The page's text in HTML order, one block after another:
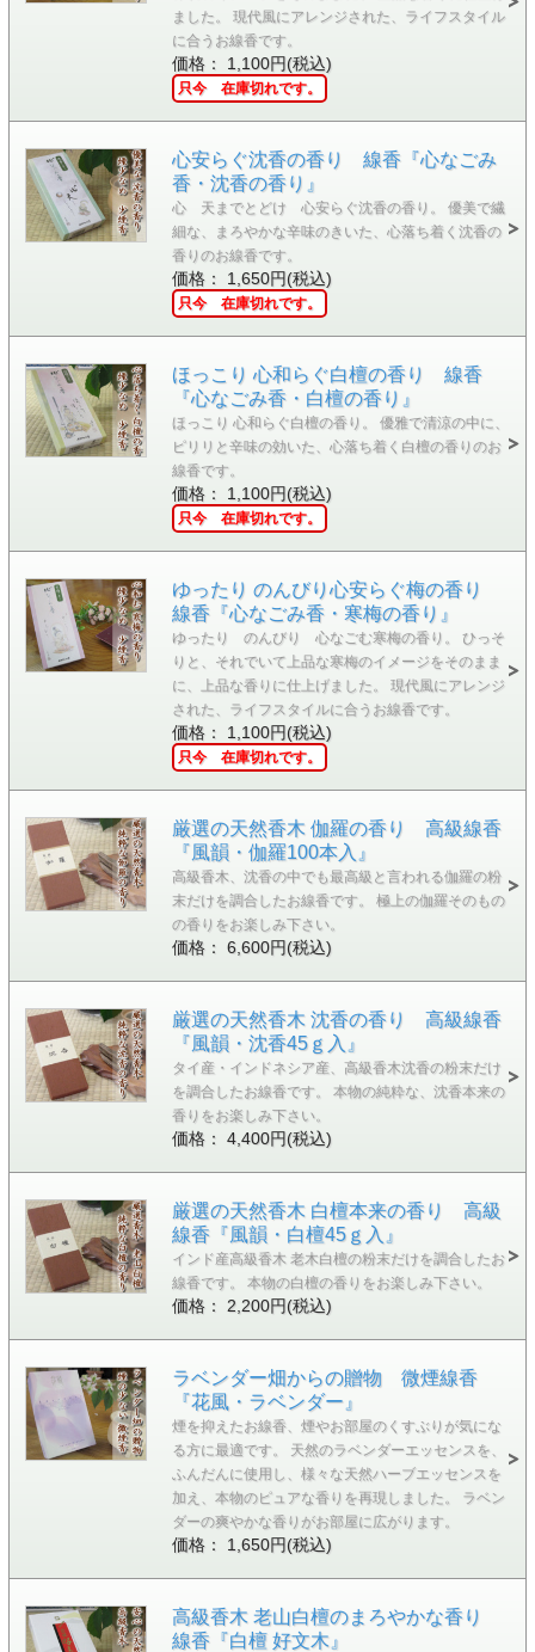
ました。 現代風にアレンジされた、ライフスタイル
に合うお線香です。
価格： 1,100円(税込)
只今 在庫切れです。
心安らぐ沈香の香り 線香『心なごみ
香・沈香の香り』
心 天までとどけ 心安らぐ沈香の香り。 優美で繊
細な、まろやかな辛味のきいた、心落ち着く沈香の
香りのお線香です。
価格： 1,650円(税込)
只今 在庫切れです。
ほっこり 心和らぐ白檀の香り 線香
『心なごみ香・白檀の香り』
ほっこり 心和らぐ白檀の香り。 優雅で清涼の中に、
ピリリと辛味の効いた、心落ち着く白檀の香りのお
線香です。
価格： 1,100円(税込)
只今 在庫切れです。
ゆったり のんびり心安らぐ梅の香り
線香『心なごみ香・寒梅の香り』
ゆったり のんびり 心なごむ寒梅の香り。 ひっそ
りと、それでいて上品な寒梅のイメージをそのまま
に、上品な香りに仕上げました。 現代風にアレンジ
された、ライフスタイルに合うお線香です。
価格： 1,100円(税込)
只今 在庫切れです。
厳選の天然香木 伽羅の香り 高級線香
『風韻・伽羅100本入』
高級香木、沈香の中でも最高級と言われる伽羅の粉
末だけを調合したお線香です。 極上の伽羅そのもの
の香りをお楽しみ下さい。
価格： 6,600円(税込)
厳選の天然香木 沈香の香り 高級線香
『風韻・沈香45ｇ入』
タイ産・インドネシア産、高級香木沈香の粉末だけ
を調合したお線香です。 本物の純粋な、沈香本来の
香りをお楽しみ下さい。
価格： 4,400円(税込)
厳選の天然香木 白檀本来の香り 高級
線香『風韻・白檀45ｇ入』
インド産高級香木 老木白檀の粉末だけを調合したお
線香です。 本物の白檀の香りをお楽しみ下さい。
価格： 2,200円(税込)
ラベンダー畑からの贈物 微煙線香
『花風・ラベンダー』
煙を抑えたお線香、煙やお部屋のくすぶりが気にな
る方に最適です。 天然のラベンダーエッセンスを、
ふんだんに使用し、様々な天然ハーブエッセンスを
加え、本物のピュアな香りを再現しました。 ラベン
ダーの爽やかな香りがお部屋に広がります。
価格： 1,650円(税込)
高級香木 老山白檀のまろやかな香り
線香『白檀 好文木』